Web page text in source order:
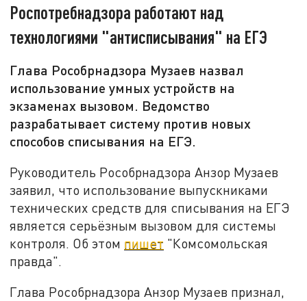
Роспотребнадзора работают над
технологиями "антисписывания" на ЕГЭ
Глава Рособрнадзора Музаев назвал
использование умных устройств на
экзаменах вызовом. Ведомство
разрабатывает систему против новых
способов списывания на ЕГЭ.
Руководитель Рособрнадзора Анзор Музаев
заявил, что использование выпускниками
технических средств для списывания на ЕГЭ
является серьёзным вызовом для системы
контроля. Об этом пишет "Комсомольская
правда".
Глава Рособрнадзора Анзор Музаев признал,